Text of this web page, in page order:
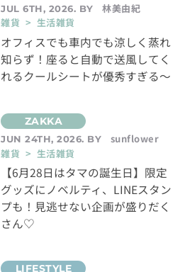
JUL 6TH, 2026. BY
林美由紀
雑貨 > 生活雑貨
オフィスでも車内でも涼しく蒸れ
知らず！座ると自動で送風してく
れるクールシートが優秀すぎる～
JUN 24TH, 2026. BY
sunflower
雑貨 > 生活雑貨
【6月28日はタマの誕生日】限定
グッズにノベルティ、LINEスタン
プも！見逃せない企画が盛りだく
さん♡